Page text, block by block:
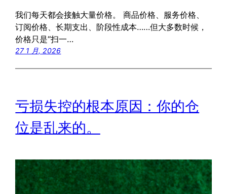
我们每天都会接触大量价格。 商品价格、服务价格、
订阅价格、长期支出、阶段性成本……但大多数时候，
价格只是“扫一…
27 1 月, 2026
亏损失控的根本原因：你的仓
位是乱来的。